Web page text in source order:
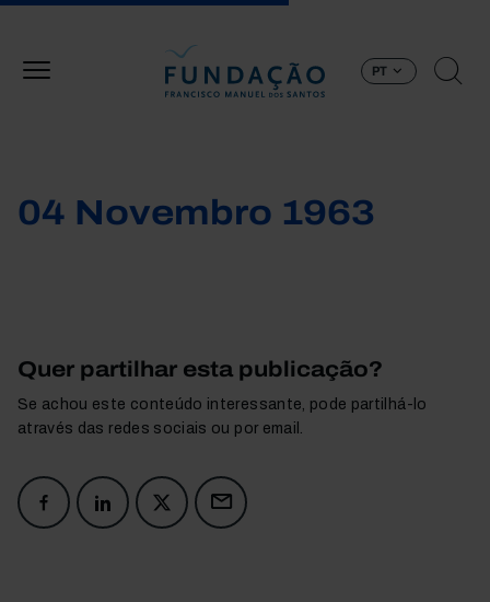
PT
04 Novembro 1963
Quer partilhar esta publicação?
Se achou este conteúdo interessante, pode partilhá-lo
através das redes sociais ou por email.